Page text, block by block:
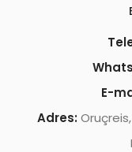
E-
Adres: